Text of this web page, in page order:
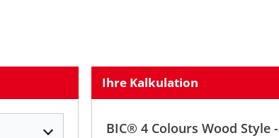
Ihre Kalkulation
BIC® 4 Colours Wood Style -